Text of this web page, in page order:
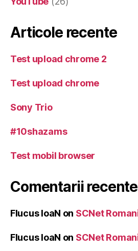
Articole recente
Test upload chrome 2
Test upload chrome
Sony Trio
#10shazams
Test mobil browser
Comentarii recente
Flucus IoaN on SCNet
Flucus IoaN on SCNet